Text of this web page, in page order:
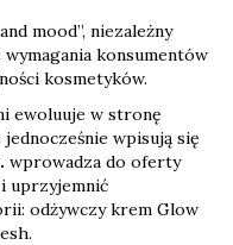
mood”, niezależny
konsumentów
kosmetyków.
ewoluuje w stronę
wpisują się
wprowadza do oferty
uprzyjemnić
odżywczy krem Glow